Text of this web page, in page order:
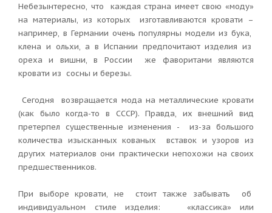
Небезынтересно, что каждая страна имеет свою «моду»
на материалы, из которых изготавливаются кровати –
например, в Германии очень популярны модели из бука,
клена и ольхи, а в Испании предпочитают изделия из
ореха и вишни, в России же фаворитами являются
кровати из сосны и березы.
Сегодня возвращается мода на металлические кровати
(как было когда-то в СССР). Правда, их внешний вид
претерпел существенные изменения - из-за большого
количества изысканных кованых вставок и узоров из
других материалов они практически непохожи на своих
предшественников.
При выборе кровати, не стоит также забывать об
индивидуальном стиле изделия: «классика» или